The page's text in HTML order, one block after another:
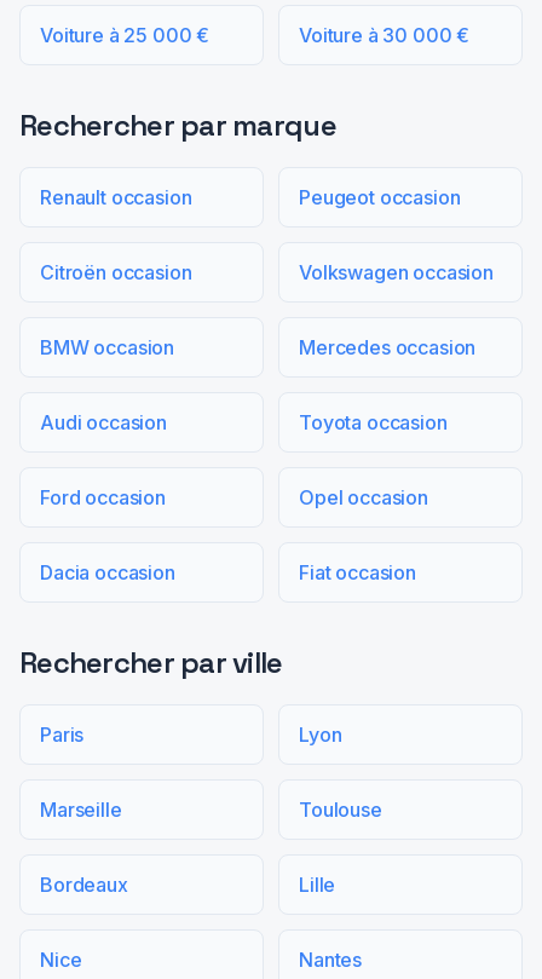
Voiture à 25 000 € Voiture à 30 000 €
Rechercher par marque
Renault occasion Peugeot occasion
Citroën occasion Volkswagen occasion
BMW occasion Mercedes occasion
Audi occasion Toyota occasion
Ford occasion Opel occasion
Dacia occasion Fiat occasion
Rechercher par ville
Paris Lyon
Marseille Toulouse
Bordeaux Lille
Nice Nantes